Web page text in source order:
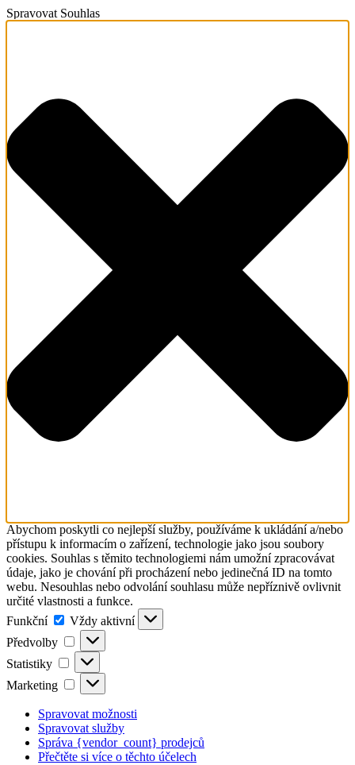
Spravovat Souhlas
Abychom poskytli co nejlepší služby, používáme k ukládání a/nebo
přístupu k informacím o zařízení, technologie jako jsou soubory
cookies. Souhlas s těmito technologiemi nám umožní zpracovávat
údaje, jako je chování při procházení nebo jedinečná ID na tomto
webu. Nesouhlas nebo odvolání souhlasu může nepříznivě ovlivnit
určité vlastnosti a funkce.
Funkční
Funkční
Vždy aktivní
Předvolby
Předvolby
Statistiky Statistiky
Marketing Marketing
Spravovat možnosti
Spravovat služby
Správa {vendor_count} prodejců
Přečtěte si více o těchto účelech